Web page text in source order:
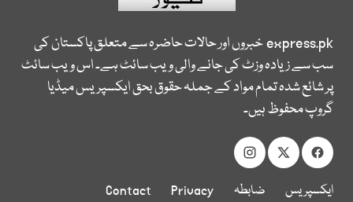
express.pkخبروں اور حالات حاضرہ سے متعلق پاکستان کی
سب سے زیادہ وزٹ کی جانے والی ویب سائٹ ہے۔ اس ویب سائٹ
پر شائع شدہ تمام مواد کے جملہ حقوق بحق ایکسپریس میڈیا
گروپ محفوظ ہیں۔
ایکسپریس
ضابطہ
Privacy
Contact